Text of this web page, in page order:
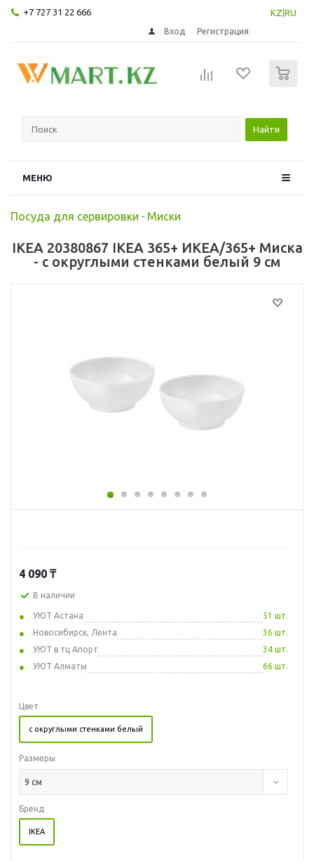
+7 727 31 22 666 KZ RU
Вход Регистрация
Найти
МЕНЮ
Посуда для сервировки - Миски
IKEA 20380867 IKEA 365+ ИКЕА/365+ Миска
- с округлыми стенками белый 9 см
4 090 ₸
В наличии
УЮТ Астана
51 шт.
Новосибирск, Лента
36 шт.
УЮТ в тц Апорт
34 шт.
УЮТ Алматы
66 шт.
Цвет
с округлыми стенками белый
Размеры
9 см
Бренд
IKEA